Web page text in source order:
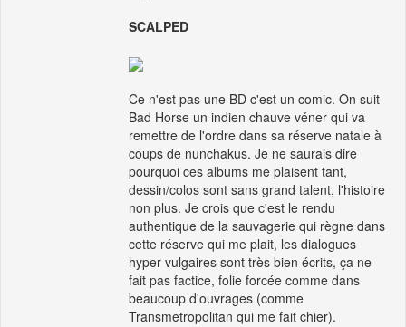
SCALPED
Ce n'est pas une BD c'est un comic. On suit
Bad Horse un indien chauve véner qui va
remettre de l'ordre dans sa réserve natale à
coups de nunchakus. Je ne saurais dire
pourquoi ces albums me plaisent tant,
dessin/colos sont sans grand talent, l'histoire
non plus. Je crois que c'est le rendu
authentique de la sauvagerie qui règne dans
cette réserve qui me plait, les dialogues
hyper vulgaires sont très bien écrits, ça ne
fait pas factice, folie forcée comme dans
beaucoup d'ouvrages (comme
Transmetropolitan qui me fait chier).